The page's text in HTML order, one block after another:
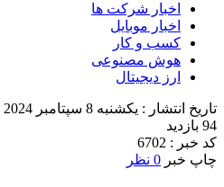
اخبار شرکت ها
اخبار موبایل
کسب و کار
هوش مصنوعی
ارز دیجیتال
تاریخ انتشار : یکشنبه 8 سپتامبر 2024 - 11:27
94 بازدید
کد خبر : 6702
چاپ خبر 0 نظر